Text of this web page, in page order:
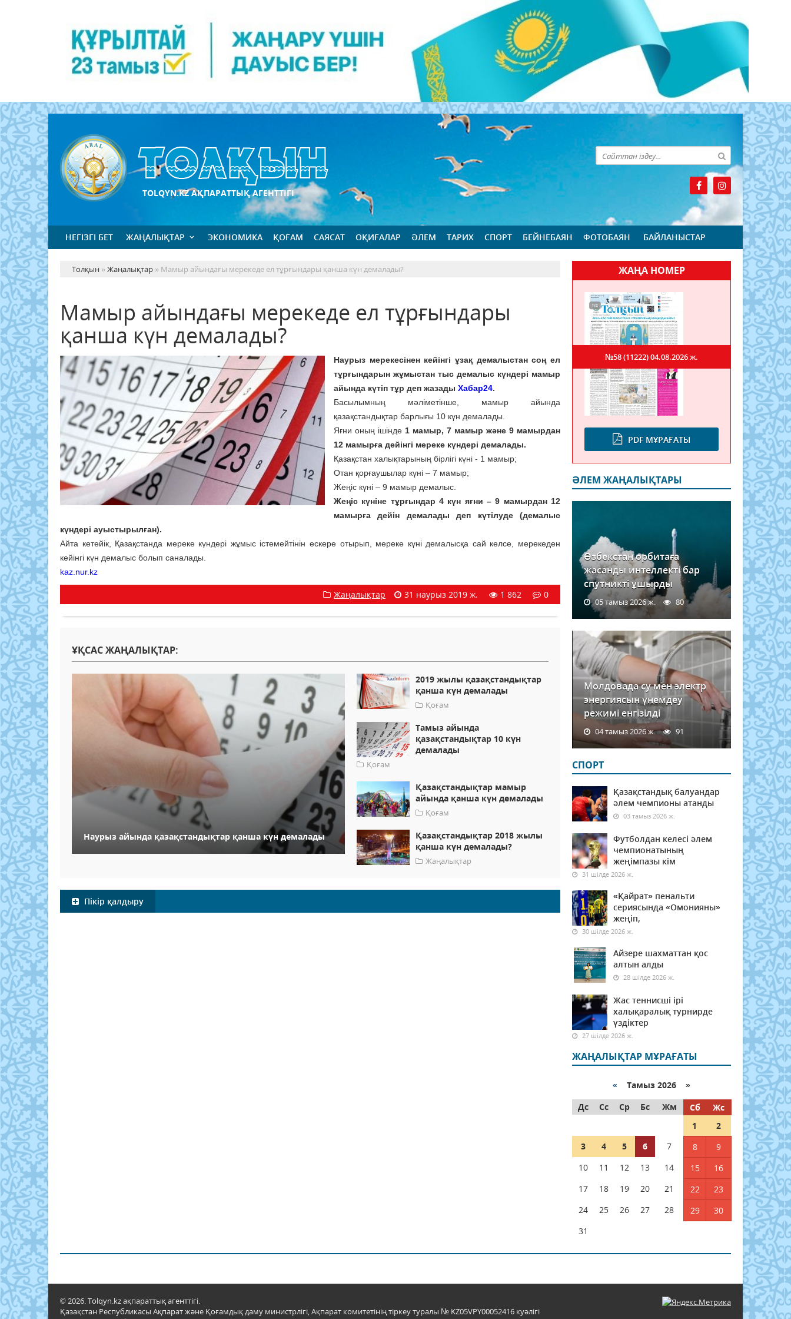
TOLQYN.KZ АҚПАРАТТЫҚ АГЕНТТІГІ
НЕГІЗГІ БЕТ ЖАҢАЛЫҚТАР ЭКОНОМИКА ҚОҒАМ САЯСАТ ОҚИҒАЛАР ӘЛЕМ ТАРИХ СПОРТ БЕЙНЕБАЯН ФОТОБАЯН БАЙЛАНЫСТАР
Толқын »Жаңалықтар » Мамыр айындағы мерекеде ел тұрғындары қанша күн демалады?
Мамыр айындағы мерекеде ел тұрғындары
қанша күн демалады?
Наурыз мерекесінен кейінгі ұзақ демалыстан соң ел
тұрғындарын жұмыстан тыс демалыс күндері мамыр
айында күтіп тұр деп жазады Хабар24.
Басылымның мәліметінше, мамыр айында
қазақстандықтар барлығы 10 күн демалады.
Яғни оның ішінде 1 мамыр, 7 мамыр және 9 мамырдан
12 мамырға дейінгі мереке күндері демалады.
Қазақстан халықтарының бірлігі күні - 1 мамыр;
Отан қорғаушылар күні – 7 мамыр;
Жеңіс күні – 9 мамыр демалыс.
Жеңіс күніне тұрғындар 4 күн яғни – 9 мамырдан 12
мамырға дейін демалады деп күтілуде (демалыс
күндері ауыстырылған).
Айта кетейік, Қазақстанда мереке күндері жұмыс істемейтінін ескере отырып, мереке күні демалысқа сай келсе, мерекеден
кейінгі күн демалыс болып саналады.
kaz.nur.kz
Жаңалықтар 31 наурыз 2019 ж. 1 862 0
ҰҚСАС ЖАҢАЛЫҚТАР:
Наурыз айында қазақстандықтар қанша күн демалады
2019 жылы қазақстандықтар
қанша күн демалады
Қоғам
Тамыз айында
қазақстандықтар 10 күн
демалады
Қоғам
Қазақстандықтар мамыр
айында қанша күн демалады
Қоғам
Қазақстандықтар 2018 жылы
қанша күн демалады?
Жаңалықтар
Пікір қалдыру
ЖАҢА НОМЕР
PDF МҰРАҒАТЫ
№58 (11222)04.08.2026 ж.
ӘЛЕМ ЖАҢАЛЫҚТАРЫ
Өзбекстан орбитаға
жасанды интеллекті бар
спутникті ұшырды
05 тамыз 2026 ж. 80
Молдовада су мен электр
энергиясын үнемдеу
режимі енгізілді
04 тамыз 2026 ж. 91
СПОРТ
Қазақстандық балуандар
әлем чемпионы атанды
03 тамыз 2026 ж.
Футболдан келесі әлем
чемпионатының
жеңімпазы кім
31 шілде 2026 ж.
«Қайрат» пенальти
сериясында «Омонияны»
жеңіп,
30 шілде 2026 ж.
Айзере шахматтан қос
алтын алды
28 шілде 2026 ж.
Жас теннисші ірі
халықаралық турнирде
үздіктер
27 шілде 2026 ж.
ЖАҢАЛЫҚТАР МҰРАҒАТЫ
« Тамыз 2026 »
Дс
Сс Ср Бс Жм Сб
Жс
1
2
3
4 5 6 7 8
9
10
11 12 13 14 15
16
17
18 19 20 21 22
23
24
25 26 27 28 29
30
31
© 2026. Tolqyn.kz ақпараттық агенттігі.
Қазақстан Республикасы Ақпарат және Қоғамдық даму министрлігі, Ақпарат комитетінің тіркеу туралы № KZ05VPY00052416 куәлігі